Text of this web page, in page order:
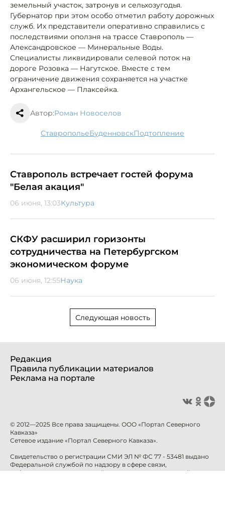
земельный участок, затронув и сельхозугодья.
Губернатор при этом особо отметил работу дорожных
служб. Их представители оперативно справились с
последствиями оползня на трассе Ставрополь —
Александровское — Минеральные Воды.
Специалисты ликвидировали селевой поток на
дороге Розовка — Нагутское. Вместе с тем
ограничение движения сохраняется на участке
Архангельское — Плаксейка.
Автор:Роман Новоселов
Ставрополье Буденновск подтопление
Ставрополь встречает гостей форума
"Белая акация"
06 июня, 13:03Культура
СКФУ расширил горизонты
сотрудничества на Петербургском
экономическом форуме
06 июня, 12:55Наука
Следующая новость
Редакция
Правила публикации материалов
Реклама на портале
© 2012—2025 Все права защищены. ООО «Портал Северного
Кавказа»
Сетевое издание «Портал Северного Кавказа».
Свидетельство о регистрации СМИ ЭЛ № ФС 77 - 53481 выдано
Федеральной службой по надзору в сфере связи,
информационных технологий и массовых коммуникаций